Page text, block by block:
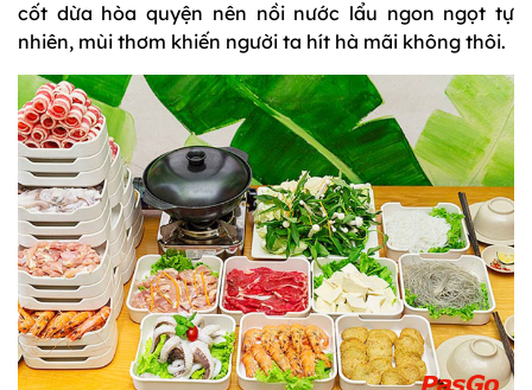
cốt dừa hòa quyện nên nồi nước lẩu ngon ngọt tự
nhiên, mùi thơm khiến người ta hít hà mãi không thôi.